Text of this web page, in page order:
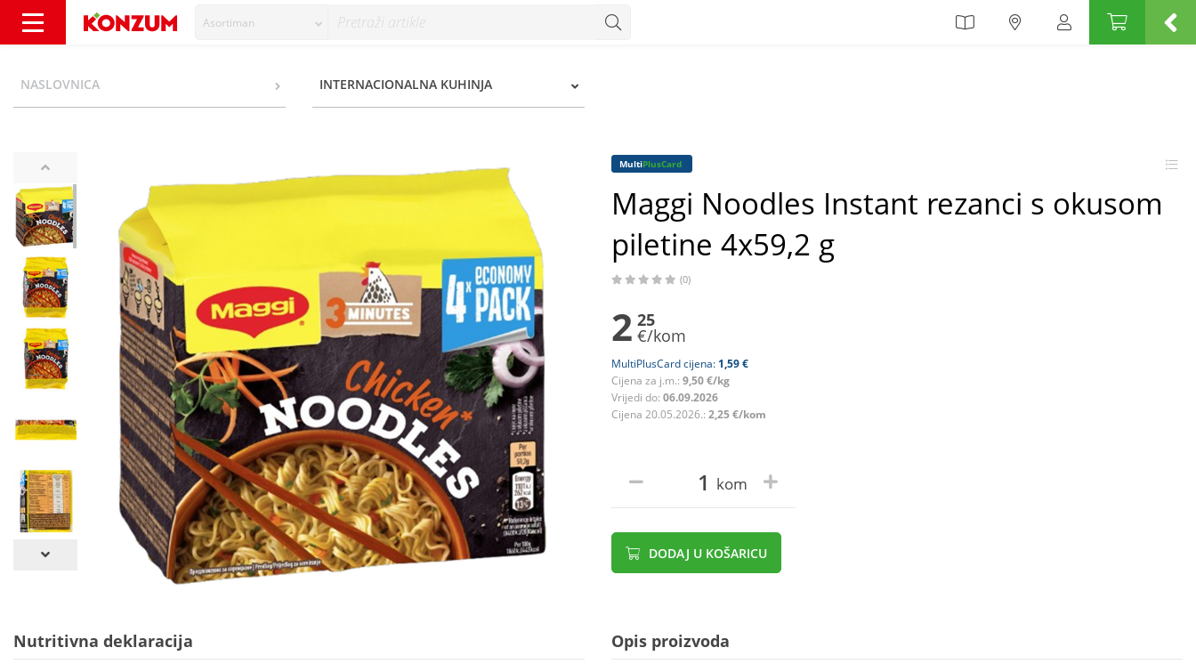
Asortiman
NASLOVNICA INTERNACIONALNA KUHINJA
MultiPlusCard
Maggi Noodles Instant rezanci s okusom
piletine 4x59,2 g
(0)
2 25
€/kom
MultiPlusCard cijena: 1,59 €
Cijena za j.m.: 9,50 €/kg
Vrijedi do: 06.09.2026
Cijena 20.05.2026.: 2,25 €/kom
kom
DODAJ U KOŠARICU
Nutritivna deklaracija Opis proizvoda